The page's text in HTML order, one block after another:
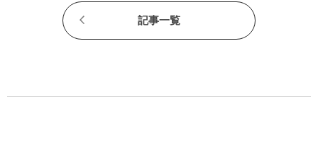
記事一覧